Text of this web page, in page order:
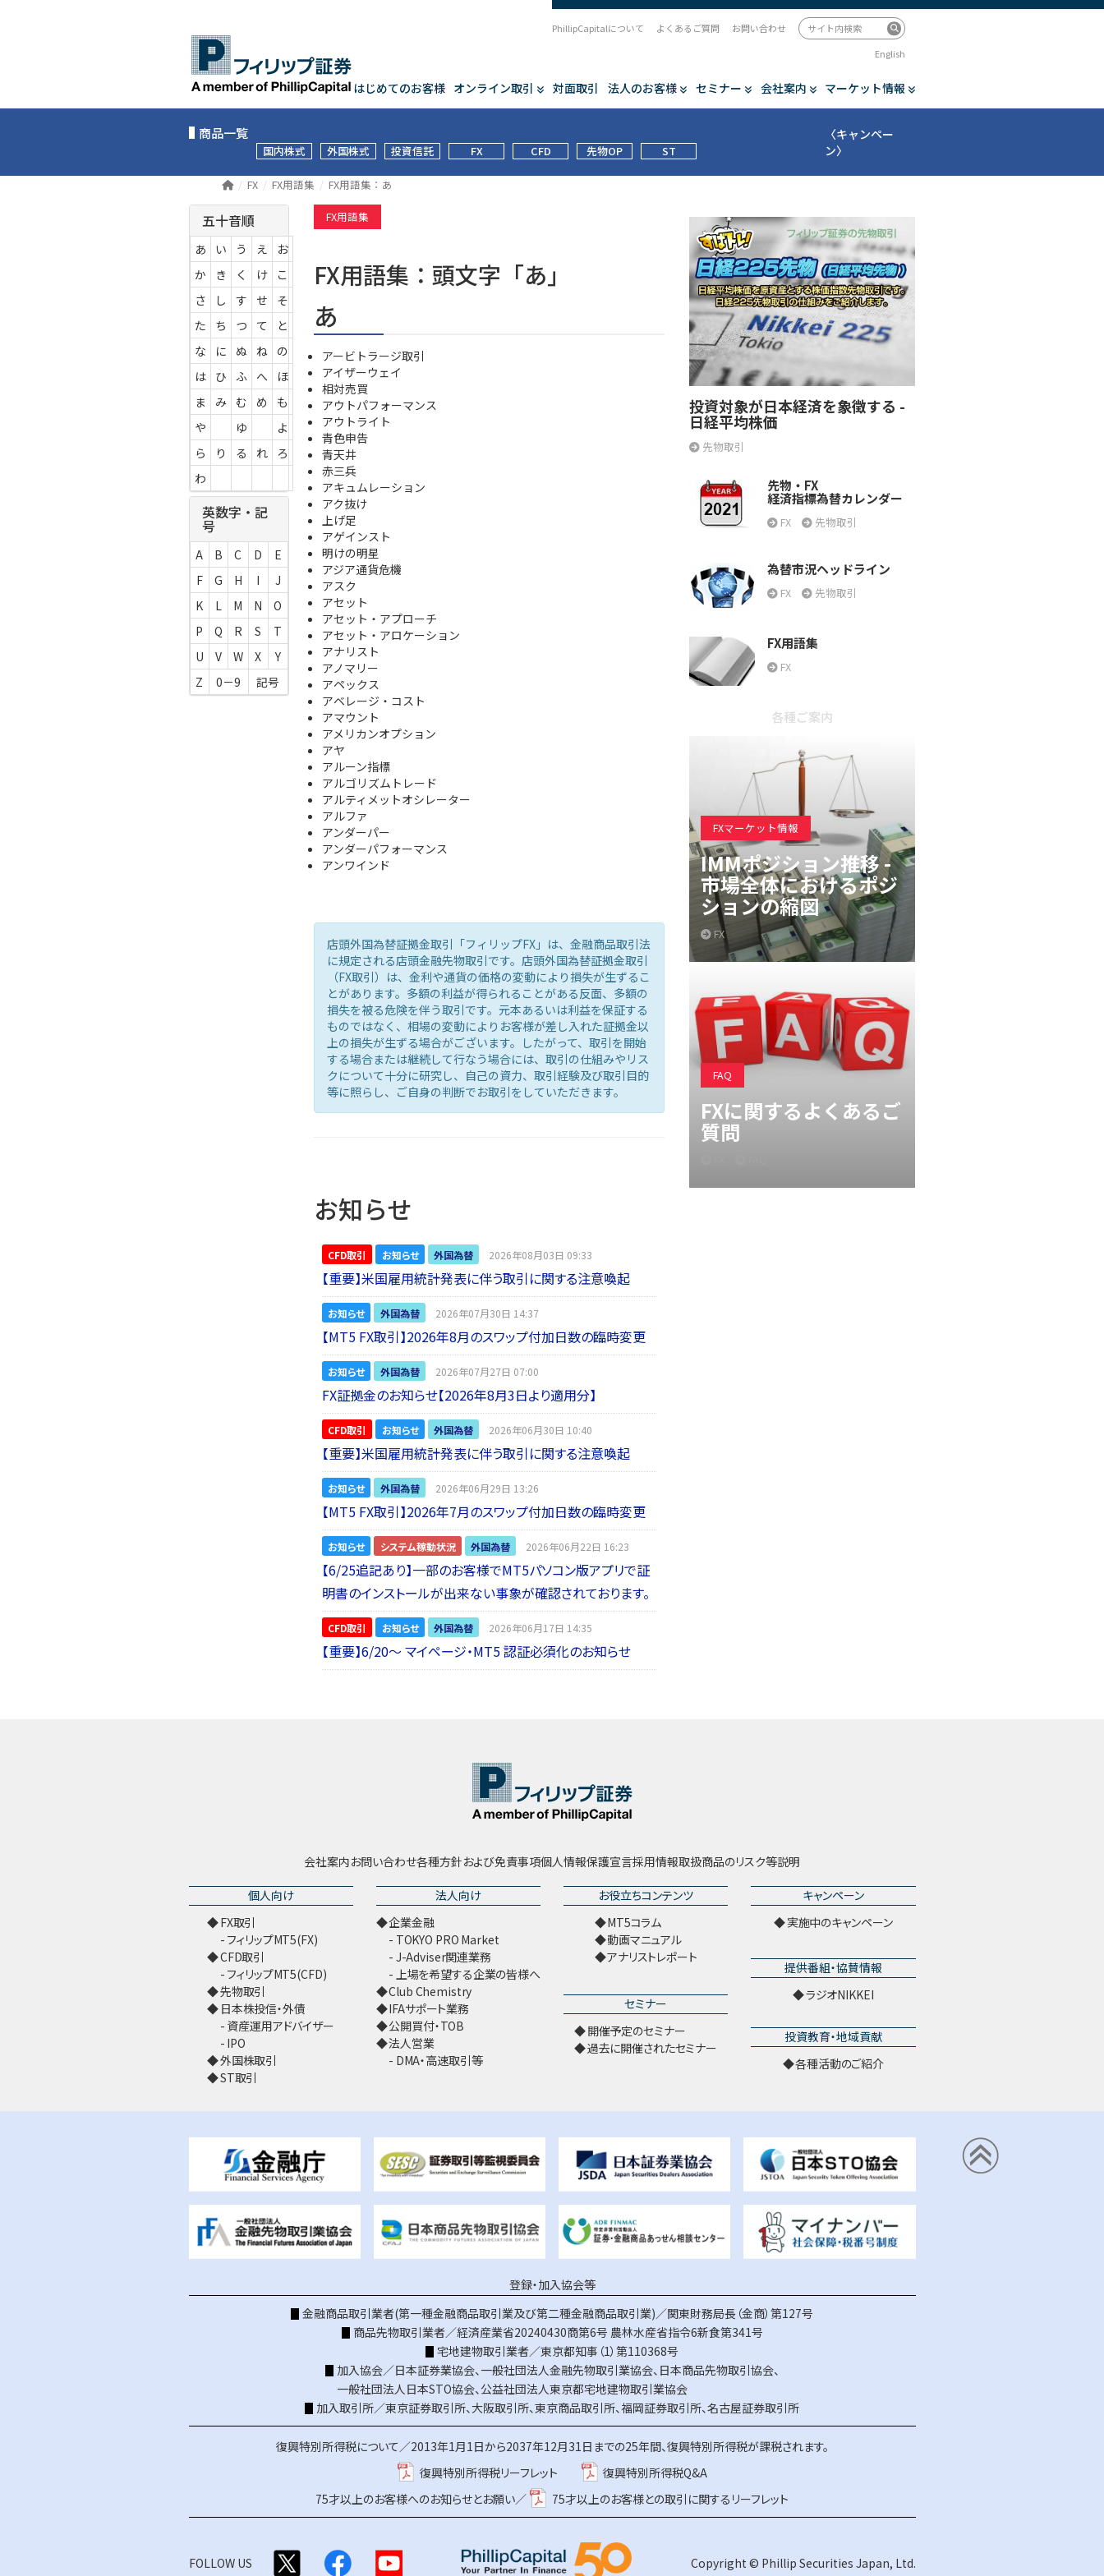
はじめてのお客様 オンライン取引 対面取引 法人のお客様 セミナー 会社案内 マーケット情報
PhillipCapitalについて よくあるご質問
お問い合わせ
English
商品一覧
国内株式 外国株式 投資信託 FX CFD 先物OP ST
〈キャンペー
ン〉
FX FX用語集 FX用語集：あ
FX用語集
FX用語集：頭文字「あ」
あ
アービトラージ取引
アイザーウェイ
相対売買
アウトパフォーマンス
アウトライト
青色申告
青天井
赤三兵
アキュムレーション
アク抜け
上げ足
アゲインスト
明けの明星
アジア通貨危機
アスク
アセット
アセット・アプローチ
アセット・アロケーション
アナリスト
アノマリー
アペックス
アベレージ・コスト
アマウント
アメリカンオプション
アヤ
アルーン指標
アルゴリズムトレード
アルティメットオシレーター
アルファ
アンダーパー
アンダーパフォーマンス
アンワインド
店頭外国為替証拠金取引「フィリップFX」は、金融商品取引法
に規定される店頭金融先物取引です。店頭外国為替証拠金取引
（FX取引）は、金利や通貨の価格の変動により損失が生ずるこ
とがあります。多額の利益が得られることがある反面、多額の
損失を被る危険を伴う取引です。元本あるいは利益を保証する
ものではなく、相場の変動によりお客様が差し入れた証拠金以
上の損失が生ずる場合がございます。したがって、取引を開始
する場合または継続して行なう場合には、取引の仕組みやリス
クについて十分に研究し、自己の資力、取引経験及び取引目的
等に照らし、ご自身の判断でお取引をしていただきます。
お知らせ
CFD取引 お知らせ 外国為替 2026年08月03日 09:33
【重要】米国雇用統計発表に伴う取引に関する注意喚起
お知らせ 外国為替 2026年07月30日 14:37
【MT5 FX取引】2026年8月のスワップ付加日数の臨時変更
お知らせ 外国為替 2026年07月27日 07:00
FX証拠金のお知らせ【2026年8月3日より適用分】
CFD取引 お知らせ 外国為替 2026年06月30日 10:40
【重要】米国雇用統計発表に伴う取引に関する注意喚起
お知らせ 外国為替 2026年06月29日 13:26
【MT5 FX取引】2026年7月のスワップ付加日数の臨時変更
お知らせ システム稼動状況 外国為替 2026年06月22日 16:23
【6/25追記あり】一部のお客様でMT5パソコン版アプリで証
明書のインストールが出来ない事象が確認されております。
CFD取引 お知らせ 外国為替 2026年06月17日 14:35
【重要】6/20～ マイページ・MT5 認証必須化のお知らせ
五十音順
あ い う え
お
か
き く け
こ
さ
し す せ
そ
た
ち つ て
と
な
に ぬ ね
の
は
ひ ふ へ
ほ
ま
み む め
も
や
ゆ
よ
ら
り る れ
ろ
わ
英数字・記
号
A B C D
E
F
G H I
J
K
L M N
O
P
Q R S
T
U
V W X
Y
Z
0－9 記号
投資対象が日本経済を象徴する -
日経平均株価
先物取引
先物・FX
経済指標為替カレンダー
FX 先物取引
為替市況ヘッドライン
FX 先物取引
FX用語集
FX
各種ご案内
FXマーケット情報
IMMポジション推移 -
市場全体におけるポジ
ションの縮図
FX
FAQ
FXに関するよくあるご
質問
会社案内お問い合わせ各種方針および免責事項個人情報保護宣言採用情報取扱商品のリスク等説明
個人向け
FX取引
フィリップMT5(FX)
CFD取引
フィリップMT5(CFD)
先物取引
日本株投信・外債
資産運用アドバイザー
IPO
外国株取引
ST取引
法人向け
企業金融
TOKYO PRO Market
J-Adviser関連業務
上場を希望する企業の皆様へ
Club Chemistry
IFAサポート業務
公開買付・TOB
法人営業
DMA・高速取引等
お役立ちコンテンツ
MT5コラム
動画マニュアル
アナリストレポート
セミナー
開催予定のセミナー
過去に開催されたセミナー
キャンペーン
実施中のキャンペーン
提供番組・協賛情報
ラジオNIKKEI
投資教育・地域貢献
各種活動のご紹介
登録・加入協会等
金融商品取引業者(第一種金融商品取引業及び第二種金融商品取引業)／関東財務局長（金商）第127号
商品先物取引業者／経済産業省20240430商第6号 農林水産省指令6新食第341号
宅地建物取引業者／東京都知事（1）第110368号
加入協会／日本証券業協会、 一般社団法人金融先物取引業協会、 日本商品先物取引協会、
一般社団法人日本STO協会、 公益社団法人東京都宅地建物取引業協会
加入取引所／東京証券取引所、大阪取引所、東京商品取引所、福岡証券取引所、名古屋証券取引所
復興特別所得税について／2013年1月1日から2037年12月31日までの25年間、復興特別所得税が課税されます。
復興特別所得税リーフレット
復興特別所得税Q&A
75才以上のお客様へのお知らせとお願い／
75才以上のお客様との取引に関するリーフレット
FOLLOW US Copyright © Phillip Securities Japan, Ltd.